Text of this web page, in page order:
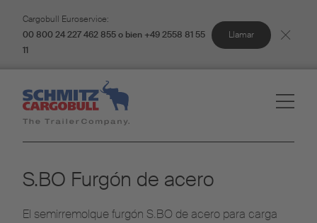
Cargobull Euroservice:
00 800 24 227 462 855 o bien +49 2558 81 55
11
Llamar
S.BO Furgón de acero
El semirremolque furgón S.BO de acero para carga